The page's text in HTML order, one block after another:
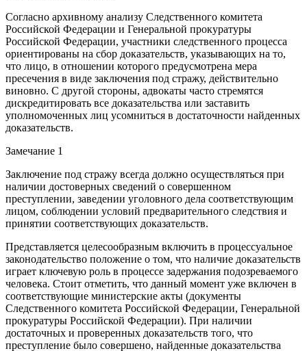
Согласно архивному анализу Следственного комитета
Российской Федерации и Генеральной прокуратуры
Российской Федерации, участники следственного процесса
ориентированы на сбор доказательств, указывающих на то,
что лицо, в отношении которого предусмотрена мера
пресечения в виде заключения под стражу, действительно
виновно. С другой стороны, адвокаты часто стремятся
дискредитировать все доказательства или заставить
уполномоченных лиц усомниться в достаточности найденных
доказательств.
Замечание 1
Заключение под стражу всегда должно осуществляться при
наличии достоверных сведений о совершенном
преступлении, заведении уголовного дела соответствующим
лицом, соблюдении условий предварительного следствия и
принятии соответствующих доказательств.
Представляется целесообразным включить в процессуальное
законодательство положение о том, что наличие доказательств
играет ключевую роль в процессе задержания подозреваемого
человека. Стоит отметить, что данный момент уже включен в
соответствующие министерские акты (документы
Следственного комитета Российской Федерации, Генеральной
прокуратуры Российской Федерации). При наличии
достаточных и проверенных доказательств того, что
преступление было совершено, найденные доказательства